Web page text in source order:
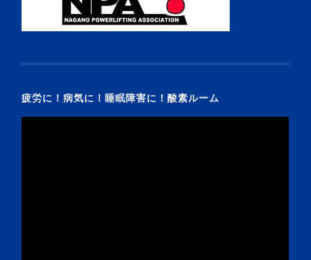
疲労に！病気に！睡眠障害に！酸素ルーム